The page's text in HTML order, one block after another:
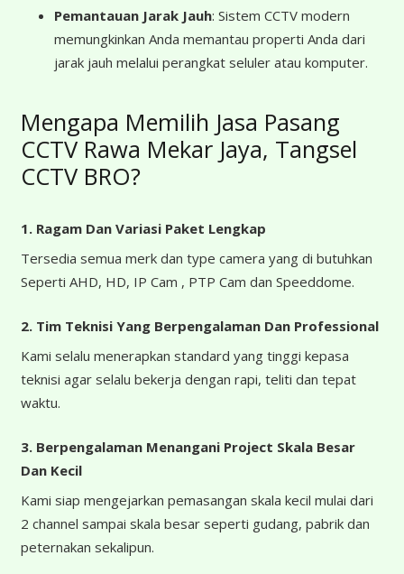
Pemantauan Jarak Jauh: Sistem CCTV modern
memungkinkan Anda memantau properti Anda dari
jarak jauh melalui perangkat seluler atau komputer.
Mengapa Memilih Jasa Pasang
CCTV Rawa Mekar Jaya, Tangsel
CCTV BRO?
1. Ragam Dan Variasi Paket Lengkap
Tersedia semua merk dan type camera yang di butuhkan
Seperti AHD, HD, IP Cam , PTP Cam dan Speeddome.
2. Tim Teknisi Yang Berpengalaman Dan Professional
Kami selalu menerapkan standard yang tinggi kepasa
teknisi agar selalu bekerja dengan rapi, teliti dan tepat
waktu.
3. Berpengalaman Menangani Project Skala Besar
Dan Kecil
Kami siap mengejarkan pemasangan skala kecil mulai dari
2 channel sampai skala besar seperti gudang, pabrik dan
peternakan sekalipun.